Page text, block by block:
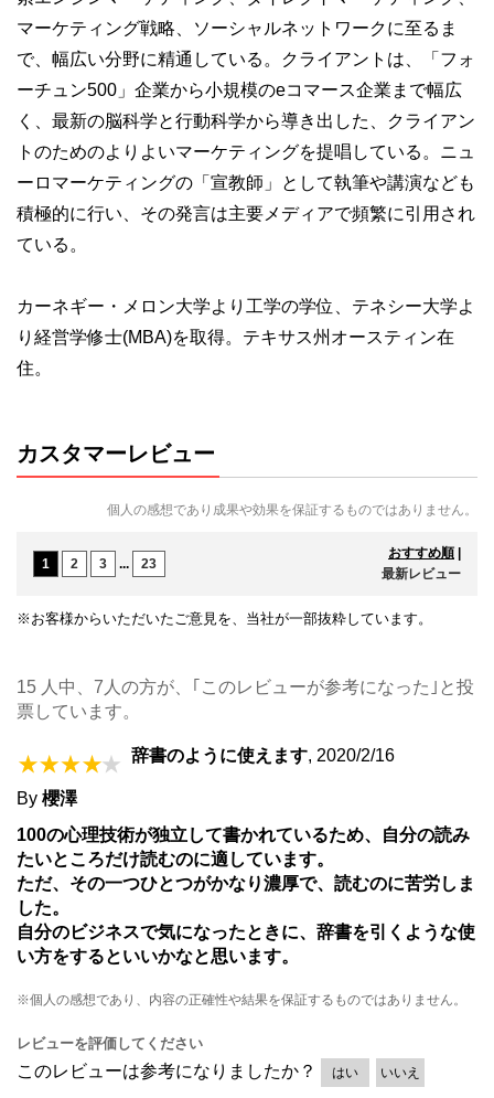
マーケティング戦略、ソーシャルネットワークに至るま
で、幅広い分野に精通している。クライアントは、「フォ
ーチュン500」企業から小規模のeコマース企業まで幅広
く、最新の脳科学と行動科学から導き出した、クライアン
トのためのよりよいマーケティングを提唱している。ニュ
ーロマーケティングの「宣教師」として執筆や講演なども
積極的に行い、その発言は主要メディアで頻繁に引用され
ている。
カーネギー・メロン大学より工学の学位、テネシー大学よ
り経営学修士(MBA)を取得。テキサス州オースティン在
住。
カスタマーレビュー
個人の感想であり成果や効果を保証するものではありません。
1 2 3 ... 23
おすすめ順
最新レビュー
※お客様からいただいたご意見を、当社が一部抜粋しています。
15 人中、7人の方が、｢このレビューが参考になった｣と投
票しています。
辞書のように使えます, 2020/2/16
By 櫻澤
100の心理技術が独立して書かれているため、自分の読み
たいところだけ読むのに適しています。
ただ、その一つひとつがかなり濃厚で、読むのに苦労しま
した。
自分のビジネスで気になったときに、辞書を引くような使
い方をするといいかなと思います。
※個人の感想であり、内容の正確性や結果を保証するものではありません。
レビューを評価してください
このレビューは参考になりましたか？ はい いいえ